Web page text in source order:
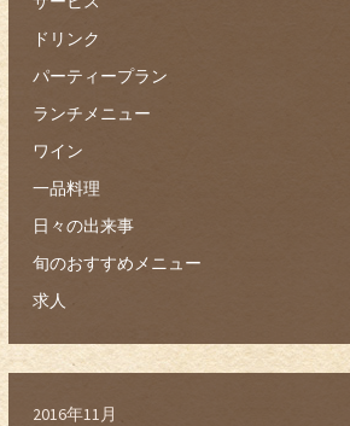
ドリンク
パーティープラン
ランチメニュー
ワイン
一品料理
日々の出来事
旬のおすすめメニュー
求人
2016年11月